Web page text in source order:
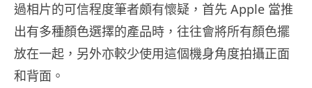
過相片的可信程度筆者頗有懷疑，首先 Apple 當推
出有多種顏色選擇的產品時，往往會將所有顏色擺
放在一起，另外亦較少使用這個機身角度拍攝正面
和背面。